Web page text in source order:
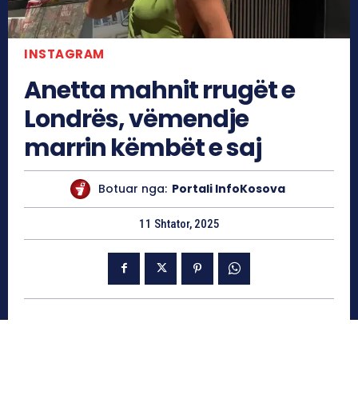
INSTAGRAM
Anetta mahnit rrugët e
Londrës, vëmendje
marrin këmbët e saj
Botuar nga: Portali InfoKosova
11 Shtator, 2025